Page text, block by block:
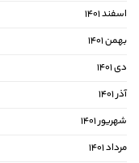
اسفند ۱۴۰۱
بهمن ۱۴۰۱
دی ۱۴۰۱
آذر ۱۴۰۱
شهریور ۱۴۰۱
مرداد ۱۴۰۱